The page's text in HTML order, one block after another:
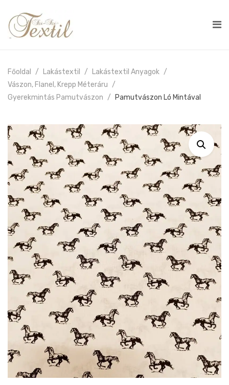
Főoldal Lakástextil
Lakástextil Anyagok
Vászon, Flanel, Krepp Méteráru
Gyerekmintás Pamutvászon
Pamutvászon Ló Mintával